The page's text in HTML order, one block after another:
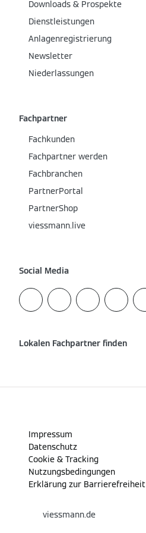
Downloads & Prospekte
Dienstleistungen
Anlagenregistrierung
Newsletter
Niederlassungen
Fachpartner
Fachkunden
Fachpartner werden
Fachbranchen
PartnerPortal
PartnerShop
viessmann.live
Social Media
Lokalen Fachpartner finden
Impressum
Datenschutz
Cookie & Tracking
Nutzungsbedingungen
Erklärung zur Barrierefreiheit
viessmann.de